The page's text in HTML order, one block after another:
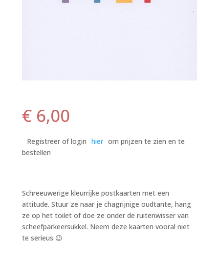
€6,00
Registreer of login hier om prijzen te zien en te
bestellen
Schreeuwerige kleurrijke postkaarten met een
attitude. Stuur ze naar je chagrijnige oudtante, hang
ze op het toilet of doe ze onder de ruitenwisser van
scheefparkeersukkel. Neem deze kaarten vooral niet
te serieus 😉